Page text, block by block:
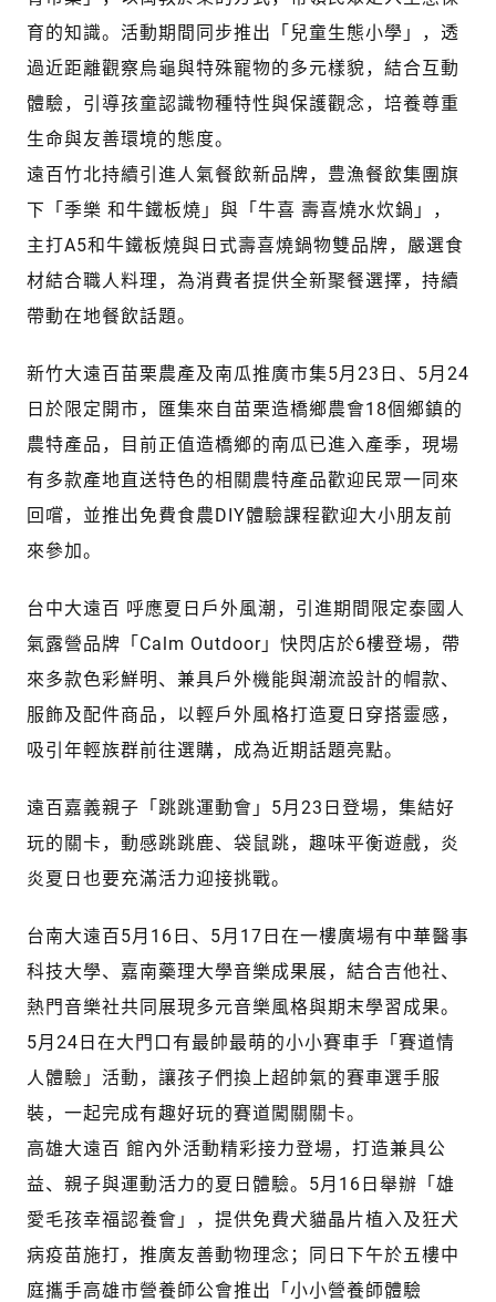
育的知識。活動期間同步推出「兒童生態小學」，透
過近距離觀察烏龜與特殊寵物的多元樣貌，結合互動
體驗，引導孩童認識物種特性與保護觀念，培養尊重
生命與友善環境的態度。
遠百竹北持續引進人氣餐飲新品牌，豊漁餐飲集團旗
下「季樂 和牛鐵板燒」與「牛喜 壽喜燒水炊鍋」，
主打A5和牛鐵板燒與日式壽喜燒鍋物雙品牌，嚴選食
材結合職人料理，為消費者提供全新聚餐選擇，持續
帶動在地餐飲話題。
新竹大遠百苗栗農產及南瓜推廣市集5月23日、5月24
日於限定開市，匯集來自苗栗造橋鄉農會18個鄉鎮的
農特產品，目前正值造橋鄉的南瓜已進入產季，現場
有多款產地直送特色的相關農特產品歡迎民眾一同來
回嚐，並推出免費食農DIY體驗課程歡迎大小朋友前
來參加。
台中大遠百 呼應夏日戶外風潮，引進期間限定泰國人
氣露營品牌「Calm Outdoor」快閃店於6樓登場，帶
來多款色彩鮮明、兼具戶外機能與潮流設計的帽款、
服飾及配件商品，以輕戶外風格打造夏日穿搭靈感，
吸引年輕族群前往選購，成為近期話題亮點。
遠百嘉義親子「跳跳運動會」5月23日登場，集結好
玩的關卡，動感跳跳鹿、袋鼠跳，趣味平衡遊戲，炎
炎夏日也要充滿活力迎接挑戰。
台南大遠百5月16日、5月17日在一樓廣場有中華醫事
科技大學、嘉南藥理大學音樂成果展，結合吉他社、
熱門音樂社共同展現多元音樂風格與期末學習成果。
5月24日在大門口有最帥最萌的小小賽車手「賽道情
人體驗」活動，讓孩子們換上超帥氣的賽車選手服
裝，一起完成有趣好玩的賽道闖關關卡。
高雄大遠百 館內外活動精彩接力登場，打造兼具公
益、親子與運動活力的夏日體驗。5月16日舉辦「雄
愛毛孩幸福認養會」，提供免費犬貓晶片植入及狂犬
病疫苗施打，推廣友善動物理念；同日下午於五樓中
庭攜手高雄市營養師公會推出「小小營養師體驗